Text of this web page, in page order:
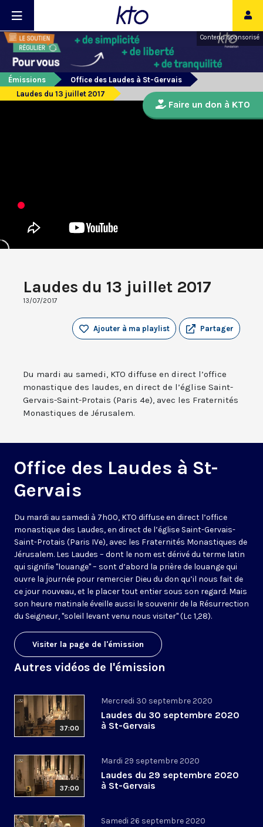
Contenu sponsorisé
Émissions
Office des Laudes à St-Gervais
Laudes du 13 juillet 2017
Laudes du 13 juillet 2017
13/07/2017
Partager
Ajouter à ma playlist
Du mardi au samedi, KTO diffuse en direct l’office
monastique des laudes, en direct de l’église Saint-
Gervais-Saint-Protais (Paris 4e), avec les Fraternités
Monastiques de Jérusalem.
Office des Laudes à St-
Gervais
Du mardi au samedi à 7h00, KTO diffuse en direct l’office
monastique des Laudes, en direct de l’église Saint-Gervais-
Saint-Protais (Paris IVe), avec les Fraternités Monastiques de
Jérusalem. Les Laudes – dont le nom est dérivé du terme latin
qui signifie "louange" – sont d’abord la prière de louange qui
ouvre la journée pour remercier Dieu du don qu’il nous fait de
ce jour nouveau, et le placer tout entier sous son regard. Mais
son heure matinale éveille aussi le souvenir de la Résurrection
du Seigneur, "soleil levant venu nous visiter" (Lc 1,28).
Visiter la page de l'émission
Autres vidéos de l'émission
37:00
Mercredi 30 septembre 2020
Laudes du 30 septembre 2020
à St-Gervais
37:00
Mardi 29 septembre 2020
Laudes du 29 septembre 2020
à St-Gervais
Samedi 26 septembre 2020
Faire un don à KTO